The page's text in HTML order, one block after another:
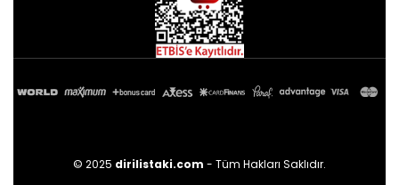
© 2025 dirilistaki.com - Tüm Hakları Saklıdır.